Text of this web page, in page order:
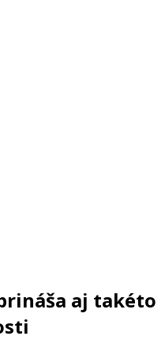
aj takéto